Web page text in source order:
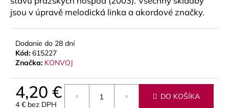
jsou v úpravě melodická linka a akordové značky.
Dodanie do 28 dní
Kód: 615227
Značka: KONVOJ
4,20 €
4 € bez DPH
DO KOŠÍKA
p
o
r
a
e